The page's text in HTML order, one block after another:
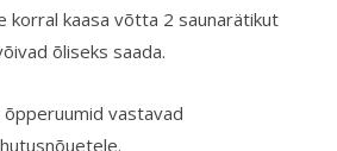
korral kaasa võtta 2 saunarätikut
õliseks saada.
õpperuumid vastavad